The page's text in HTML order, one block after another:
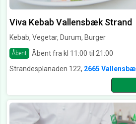
Viva Kebab Vallensbæk Strand
Kebab, Vegetar, Durum, Burger
Åbent Åbent fra kl 11:00 til 21:00
Strandesplanaden 122, 2665